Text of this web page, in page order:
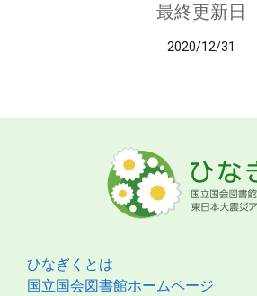
最終更新日
2020/12/31
ひなぎくとは
国立国会図書館ホームページ